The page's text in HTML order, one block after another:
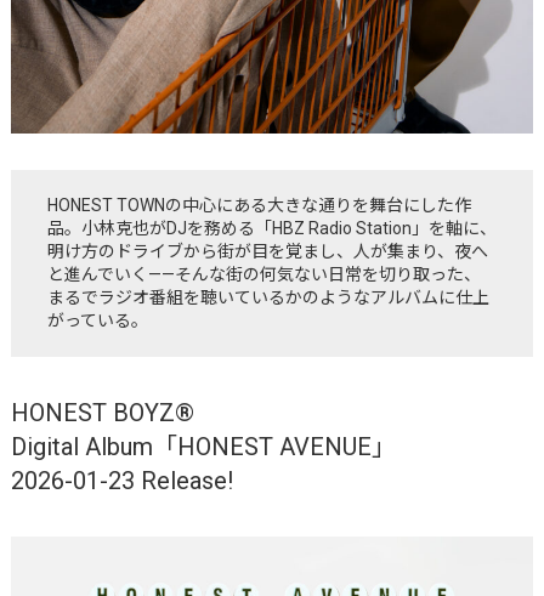
HONEST TOWNの中心にある大きな通りを舞台にした作
品。小林克也がDJを務める「HBZ Radio Station」を軸に、
明け方のドライブから街が目を覚まし、人が集まり、夜へ
と進んでいく——そんな街の何気ない日常を切り取った、
まるでラジオ番組を聴いているかのようなアルバムに仕上
がっている。
HONEST BOYZ®
Digital Album「HONEST AVENUE」
2026-01-23 Release!